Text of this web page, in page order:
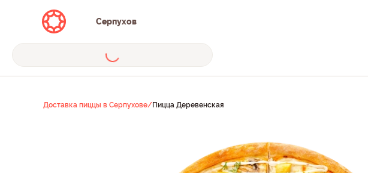
Серпухов
Доставка пиццы в Серпухове/Пицца Деревенская